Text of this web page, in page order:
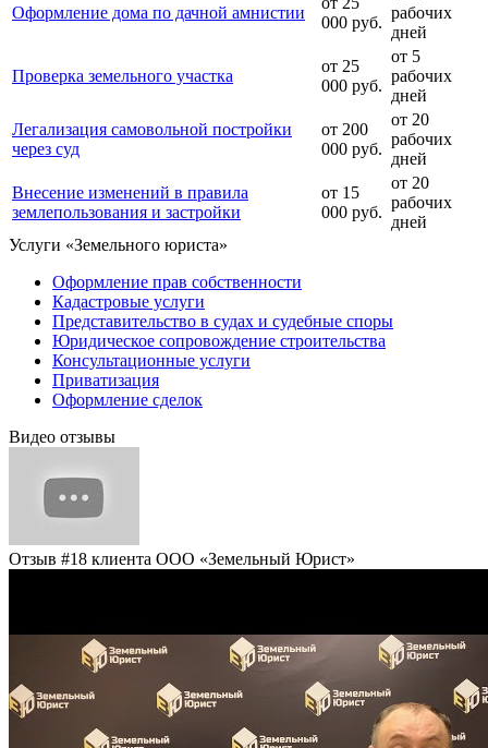
Оформление дома по дачной амнистии
000 руб.
рабочих
дней
Проверка земельного участка
от 25
000 руб.
от 5
рабочих
дней
Легализация самовольной постройки
через суд
от 200
000 руб.
от 20
рабочих
дней
Внесение изменений в правила
землепользования и застройки
от 15
000 руб.
от 20
рабочих
дней
Услуги «Земельного юриста»
Оформление прав собственности
Кадастровые услуги
Представительство в судах и судебные споры
Юридическое сопровождение строительства
Консультационные услуги
Приватизация
Оформление сделок
Видео отзывы
Отзыв #18 клиента ООО «Земельный Юрист»